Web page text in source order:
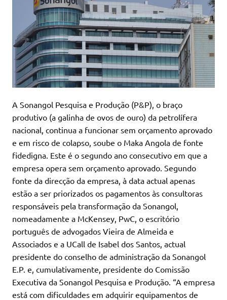
A Sonangol Pesquisa e Produção (P&P), o braço
produtivo (a galinha de ovos de ouro) da petrolífera
nacional, continua a funcionar sem orçamento aprovado
e em risco de colapso, soube o Maka Angola de fonte
fidedigna. Este é o segundo ano consecutivo em que a
empresa opera sem orçamento aprovado. Segundo
fonte da direcção da empresa, à data actual apenas
estão a ser priorizados os pagamentos às consultoras
responsáveis pela transformação da Sonangol,
nomeadamente a McKensey, PwC, o escritório
português de advogados Vieira de Almeida e
Associados e a UCall de Isabel dos Santos, actual
presidente do conselho de administração da Sonangol
E.P. e, cumulativamente, presidente do Comissão
Executiva da Sonangol Pesquisa e Produção. “A empresa
está com dificuldades em adquirir equipamentos de